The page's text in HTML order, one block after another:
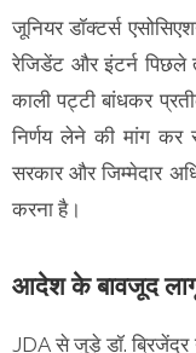
जूनियर डॉक्टर्स
रेजिडेंट और इंटर्न पिछले
काली पट्टी बांधकर
निर्णय लेने की मांग कर
सरकार और जिम्मेदार
करना है।
आदेश के बावजूद
JDA से जुड़े डॉ.